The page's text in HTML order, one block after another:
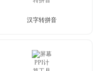
汉字转拼音